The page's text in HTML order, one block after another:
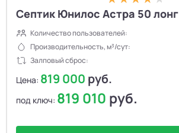
Септик Юнилос Астра 50 лонг
Количество пользователей:
Производительность, м³/сут:
Залповый сброс:
Цена: 819 000 руб.
под ключ: 819 010 руб.